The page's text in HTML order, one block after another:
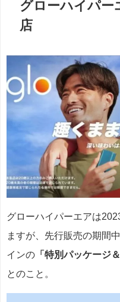
グローハイパー
店
グローハイパーエアは
ますが、先行販売の期間
インの 「特別パッケージ
とのこと。